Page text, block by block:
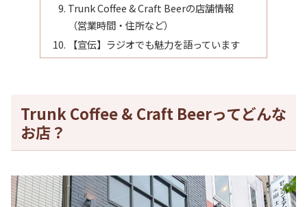
Trunk Coffee & Craft Beerの店舗情報
（営業時間・住所など）
【宣伝】ラジオでも魅力を語っています
Trunk Coffee & Craft Beerってどんな
お店？